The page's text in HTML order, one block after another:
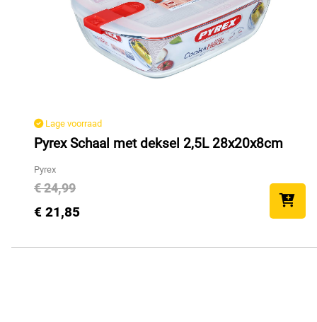
Lage voorraad
Pyrex Schaal met deksel 2,5L 28x20x8cm
Pyrex
€ 24,99
€ 21,85